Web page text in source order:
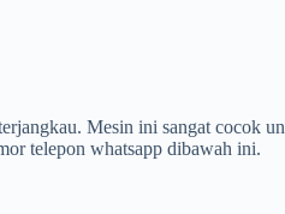
Mesin ini sangat cocok
telepon whatsapp dibawah ini.